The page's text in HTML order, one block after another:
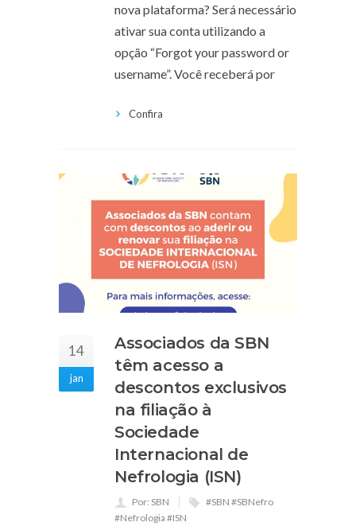
nova plataforma? Será necessário
ativar sua conta utilizando a
opção “Forgot your password or
username”. Você receberá por
Confira
14
jan
Associados da SBN
têm acesso a
descontos exclusivos
na filiação à
Sociedade
Internacional de
Nefrologia (ISN)
Por: SBN
#SBN #SBNefro
#Nefrologia #ISN